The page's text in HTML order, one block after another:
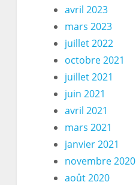
avril 2023
mars 2023
juillet 2022
octobre 2021
juillet 2021
juin 2021
avril 2021
mars 2021
janvier 2021
novembre 2020
août 2020